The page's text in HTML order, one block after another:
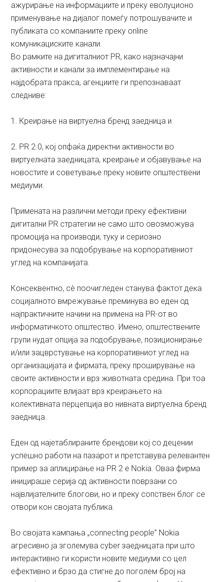
ажурирање на информациите и преку еволуционо
применување на дијалог помеѓу потрошувачите и
публиката со компаниите преку onlinе
комуникациските канали.
Во рамките на дигиталниот PR, како најзначајни
активности и канали за имплементирање на
најдобрата пракса, агенциите ги препознаваат
следниве:
1. Креирање на виртуелна бренд заедница и
2. PR 2.0, кој опфаќа директни активности во
виртуелната заедницата, креирање и објавување на
новостите и советување преку новите општествени
медиуми.
Примената на различни методи преку ефективни
дигитални PR стратегии не само што овозможува
промоција на производи, туку и сериозно
придонесува за подобрување на корпоративниот
углед на компанијата.
Консеквентно, сè поочигледен станува фактот дека
социјалното вмрежување преминува во еден од
најпрактичните начини на примена на PR-от во
информатичкото општество. Имено, општествените
групи нудат опција за подобрување, позиционирање
и/или зацврстување на корпоративниот углед на
организацијата и фирмата, преку проширување на
своите активности и врз животната средина. При тоа
корпорациите влијаат врз креирањето на
колективната перцепција во нивната виртуелна бренд
заедница.
Еден од најетаблираните брендови кој со децении
успешно работи на пазарот и претставува релевантен
пример за аплицирање на PR 2 e Nokia. Оваа фирма
иницираше серија од активности поврзани со
највлијателните блогови, но и преку сопствен блог се
отвори кон својата публика.
Во својата кампања „connecting people” Nokia
агресивно ја зголемува cyber заедницата при што
интерактивно ги користи новите медиуми со цел
ефективно и брзо да стигне до поголем број на